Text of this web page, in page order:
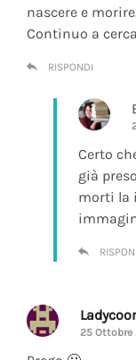
nascere e
Continuo a
RISPONDI
Certo
già
morti la
25 Ottobre